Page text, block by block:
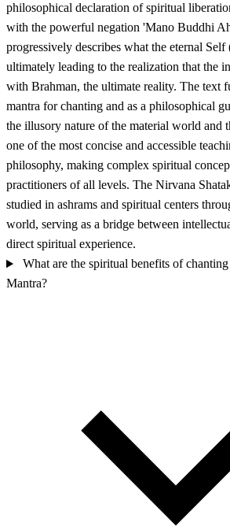
philosophical declaration of spiritual
with the powerful negation 'Mano Buddhi
progressively describes what the eternal
ultimately leading to the realization that the
with Brahman, the ultimate reality. The text
mantra for chanting and as a philosophical
the illusory nature of the material world and
one of the most concise and accessible
philosophy, making complex spiritual
practitioners of all levels. The Nirvana
studied in ashrams and spiritual centers
world, serving as a bridge between
direct spiritual experience.
What are the spiritual benefits of
Mantra?